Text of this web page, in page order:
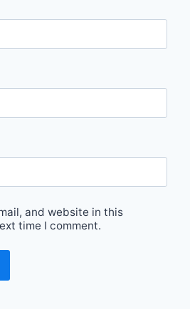
and website in this
time I comment.